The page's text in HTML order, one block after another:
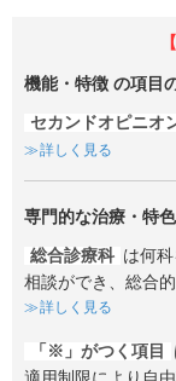
機能・特徴 の項目
セカンドオピニオ
詳しく見る
専門的な治療・特色
総合診療科 は何
相談ができ、総合
詳しく見る
「※」がつく項目